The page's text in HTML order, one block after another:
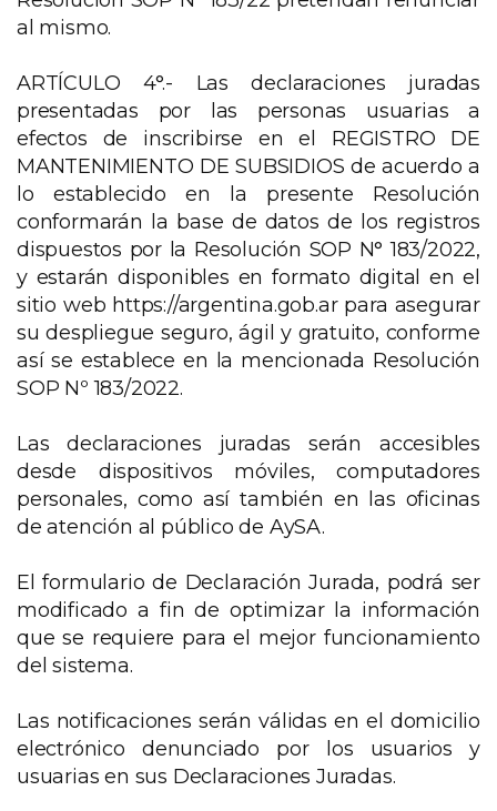
al mismo.
ARTÍCULO 4°.- Las declaraciones juradas
presentadas por las personas usuarias a
efectos de inscribirse en el REGISTRO DE
MANTENIMIENTO DE SUBSIDIOS de acuerdo a
lo establecido en la presente Resolución
conformarán la base de datos de los registros
dispuestos por la Resolución SOP N° 183/2022,
y estarán disponibles en formato digital en el
sitio web https://argentina.gob.ar para asegurar
su despliegue seguro, ágil y gratuito, conforme
así se establece en la mencionada Resolución
SOP Nº 183/2022.
Las declaraciones juradas serán accesibles
desde dispositivos móviles, computadores
personales, como así también en las oficinas
de atención al público de AySA.
El formulario de Declaración Jurada, podrá ser
modificado a fin de optimizar la información
que se requiere para el mejor funcionamiento
del sistema.
Las notificaciones serán válidas en el domicilio
electrónico denunciado por los usuarios y
usuarias en sus Declaraciones Juradas.